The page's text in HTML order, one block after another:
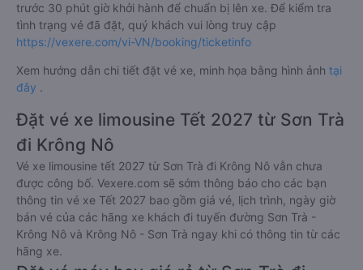
trước 30 phút giờ khởi hành để chuẩn bị lên xe. Để kiểm tra
tình trạng vé đã đặt, quý khách vui lòng truy cập
https://vexere.com/vi-VN/booking/ticketinfo
Xem hướng dẫn chi tiết đặt vé xe, minh họa bằng hình ảnh tại
đây .
Đặt vé xe limousine Tết 2027 từ Sơn Trà
đi Krông Nô
Vé xe limousine tết 2027 từ Sơn Trà đi Krông Nô vẫn chưa
được công bố. Vexere.com sẽ sớm thông báo cho các bạn
thông tin vé xe Tết 2027 bao gồm giá vé, lịch trình, ngày giờ
bán vé của các hãng xe khách đi tuyến đường Sơn Trà -
Krông Nô và Krông Nô - Sơn Trà ngay khi có thông tin từ các
hãng xe.